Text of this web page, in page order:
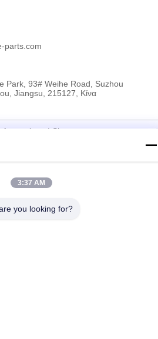
parts.com
Park, 93# Weihe Road, Suzhou
Jiangsu, 215127, Κίνα
Απορρήτου|Sitemap
μηχανών SMT Προμηθευτής. 2017-
LTD Όλα. Όλα τα δικαιώματα
διατηρούνται.
3:37 AM
you looking for?